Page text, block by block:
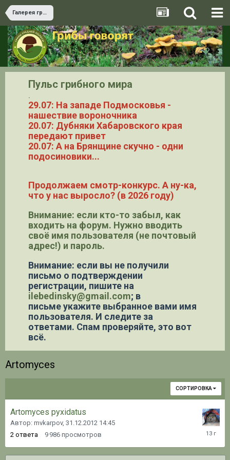
Галерея грибов
Пульс грибного мира
.
29.07: На западе Подмосковья -
нашествие вороночника
20.07: Дубняки Хабаровского края
передают привет
20.07: А на Брянщине скучно - одни
подосиновики...
Продолжаем смотр-конкурс. А ну-ка,
что у нас выросло? (в 2026 году)
Внимание: если кто-то забыл, как
входить на форум. Нужно вводить
своё имя пользователя (не почтовый
адрес!) и пароль.
Внимание: если вы не получили
письмо о подтверждении
регистрации, пишите на
ilebedinsky@gmail.com; в
письме укажите выбранное вами имя
пользователя. И следите за
ответами. Спам проверяйте, это вот
всё.
Artomyces
СОРТИРОВКА
Artomyces pyxidatus
Автор: mvkarpov, 31.12.2012 14:45
2 ответа 9 986 просмотров